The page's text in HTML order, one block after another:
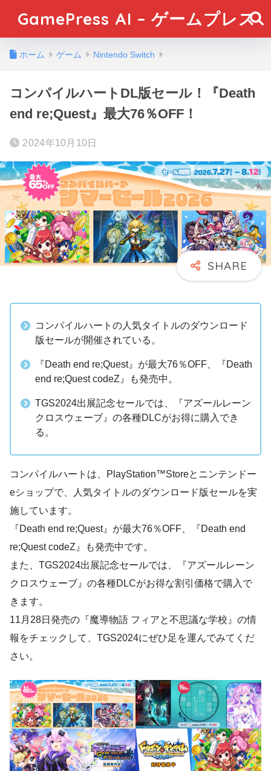
GamePress AI – ゲームプレス
ホーム ゲーム Nintendo Switch
コンパイルハートDL版セール！『Death
end re;Quest』最大76％OFF！
2024年10月10日
コンパイルハートの人気タイトルのダウンロード
版セールが開催されている。
『Death end re;Quest』が最大76％OFF、『Death
end re;Quest codeZ』も発売中。
TGS2024出展記念セールでは、『アズールレーン
クロスウェーブ』の各種DLCがお得に購入でき
る。
コンパイルハートは、PlayStation™Storeとニンテンドー
eショップで、人気タイトルのダウンロード版セールを実
施しています。
『Death end re;Quest』が最大76％OFF、『Death end
re;Quest codeZ』も発売中です。
また、TGS2024出展記念セールでは、『アズールレーン
クロスウェーブ』の各種DLCがお得な割引価格で購入で
きます。
11月28日発売の『魔導物語 フィアと不思議な学校』の情
報をチェックして、TGS2024にぜひ足を運んでみてくだ
さい。